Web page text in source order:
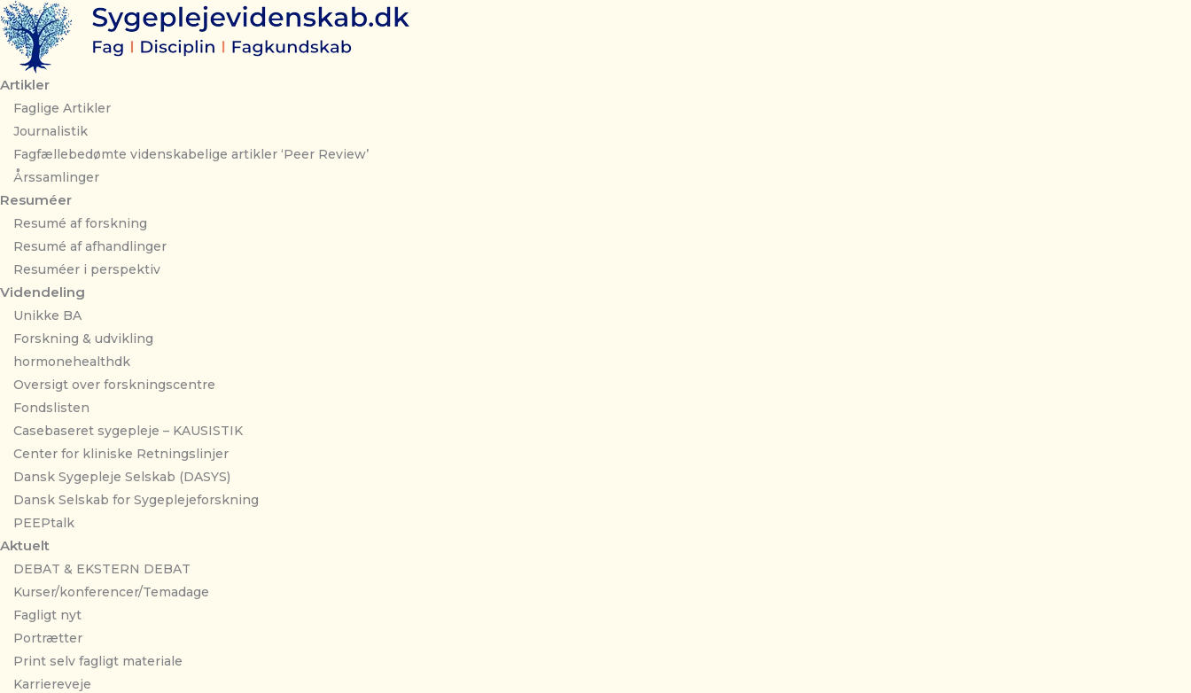
Gå
til
indholdet
Artikler
Faglige Artikler
Journalistik
Fagfællebedømte videnskabelige artikler ‘Peer Review’
Årssamlinger
Resuméer
Resumé af forskning
Resumé af afhandlinger
Resuméer i perspektiv
Videndeling
Unikke BA
Forskning & udvikling
hormonehealthdk
Oversigt over forskningscentre
Fondslisten
Casebaseret sygepleje – KAUSISTIK
Center for kliniske Retningslinjer
Dansk Sygepleje Selskab (DASYS)
Dansk Selskab for Sygeplejeforskning
PEEPtalk
Aktuelt
DEBAT & EKSTERN DEBAT
Kurser/konferencer/Temadage
Fagligt nyt
Portrætter
Print selv fagligt materiale
Karriereveje